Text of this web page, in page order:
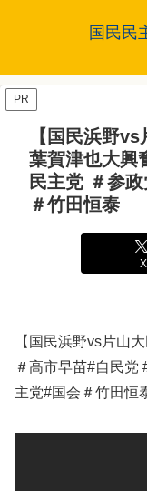
国民民
PR
【国民浜野
葉賀津也大興
民主党 ＃参
＃竹田恒泰
X
【国民浜野vs片山
＃高市早苗#自民党
主党#国会＃竹田恒